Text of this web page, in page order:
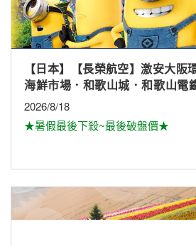
【日本】【長榮航空】激安大阪
海鮮市場．和歌山城．和歌山電
城
2026/8/18
★暑假最後下殺~最後破盤價★